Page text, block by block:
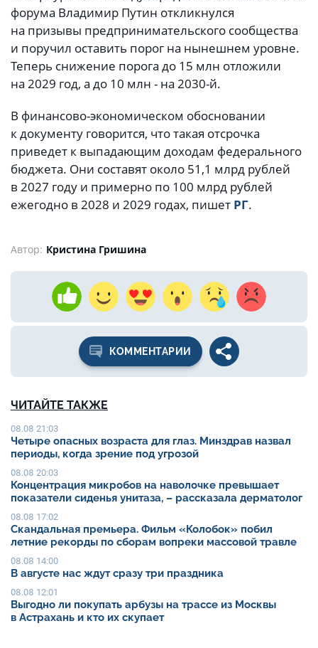
форума Владимир Путин откликнулся
на призывы предпринимательского сообщества
и поручил оставить порог на нынешнем уровне.
Теперь снижение порога до 15 млн отложили
на 2029 год, а до 10 млн - на 2030-й.
В финансово-экономическом обосновании
к документу говорится, что такая отсрочка
приведет к выпадающим доходам федерального
бюджета. Они составят около 51,1 млрд рублей
в 2027 году и примерно по 100 млрд рублей
ежегодно в 2028 и 2029 годах, пишет РГ.
Автор: Кристина Гришина
КОММЕНТАРИИ
ЧИТАЙТЕ ТАКЖЕ
08.08 21:03
Четыре опасных возраста для глаз. Минздрав назвал
периоды, когда зрение под угрозой
08.08 20:03
Концентрация микробов на наволочке превышает
показатели сиденья унитаза, – рассказала дерматолог
08.08 17:02
Скандальная премьера. Фильм «Колобок» побил
летние рекорды по сборам вопреки массовой травле
08.08 14:00
В августе нас ждут сразу три праздника
08.08 12:01
Выгодно ли покупать арбузы на трассе из Москвы
в Астрахань и кто их скупает